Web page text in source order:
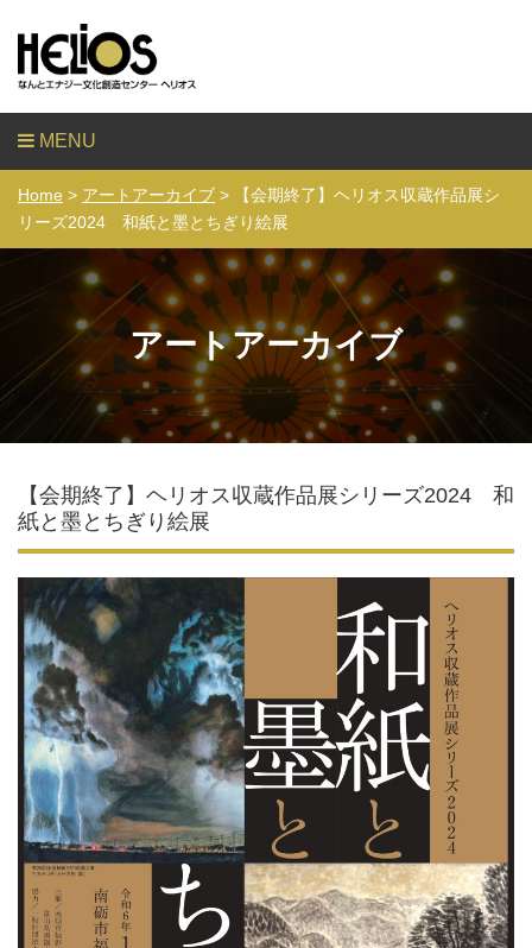
MENU
Home > アートアーカイブ > 【会期終了】ヘリオス収蔵作品展シ
リーズ2024 和紙と墨とちぎり絵展
アートアーカイブ
【会期終了】ヘリオス収蔵作品展シリーズ2024 和
紙と墨とちぎり絵展